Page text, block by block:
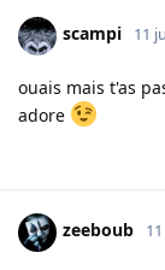
scampi 11
ouais mais t'as
adore
zeeboub